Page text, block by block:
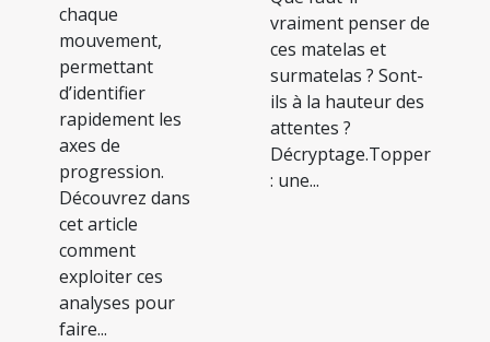
chaque
mouvement,
permettant
d’identifier
rapidement les
axes de
progression.
Découvrez dans
cet article
comment
exploiter ces
analyses pour
faire...
vraiment penser de
ces matelas et
surmatelas ? Sont-
ils à la hauteur des
attentes ?
Décryptage.Topper
: une...